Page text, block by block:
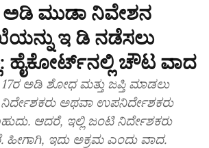
ಮುಡಾ ನಿವೇಶನ
ಇ ಡಿ ನಡೆಸಲು
ಹೈಕೋರ್ಟ್‌ನಲ್ಲಿ ಚೌಟ ವಾದ
ಅಡಿ ಶೋಧ ಮತ್ತು ಜಪ್ತಿ ಮಾಡಲು
ಅಥವಾ ಉಪನಿರ್ದೇಶಕರು
ಆದರೆ, ಇಲ್ಲಿ ಜಂಟಿ ನಿರ್ದೇಶಕರು
ಹೀಗಾಗಿ, ಇದು ಅಕ್ರಮ ಎಂದು ವಾದ.